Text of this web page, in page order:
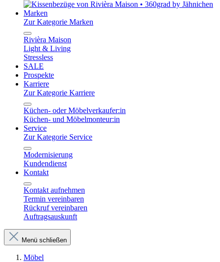
Marken
Zur Kategorie Marken
Rivièra Maison
Light & Living
Stressless
SALE
Prospekte
Karriere
Zur Kategorie Karriere
Küchen- oder Möbelverkaufer:in
Küchen- und Möbelmonteur:in
Service
Zur Kategorie Service
Modernisierung
Kundendienst
Kontakt
Kontakt aufnehmen
Termin vereinbaren
Rückruf vereinbaren
Auftragsauskunft
Menü schließen
Möbel